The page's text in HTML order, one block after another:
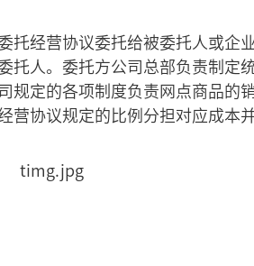
托经营协议委托给被委托人或企
人。委托方公司总部负责制定
定的各项制度负责网点商品的
协议规定的比例分担对应成本